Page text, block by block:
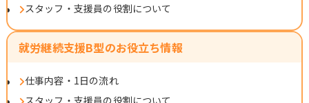
スタッフ・支援員の役割について
就労継続支援B型のお役立ち情報
仕事内容・1日の流れ
スタッフ・支援員の役割について